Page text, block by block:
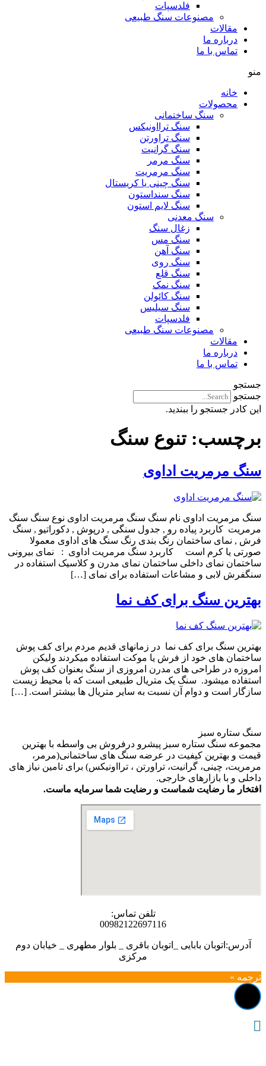
فلدسپات
مصنوعات سنگ طبیعی
مقالات
درباره ما
تماس با ما
منو
خانه
محصولات
سنگ ساختمانی
سنگ ترااونیکس
سنگ تراورتن
سنگ گرانیت
سنگ مرمر
سنگ مرمریت
سنگ چینی یا کریستال
سنگ سنداستون
سنگ لایم استون
سنگ معدنی
زغال سنگ
سنگ مس
سنگ آهن
سنگ روی
سنگ قلع
سنگ نمک
سنگ کائولن
سنگ سیلیس
فلدسپات
مصنوعات سنگ طبیعی
مقالات
درباره ما
تماس با ما
جستجو
جستجو
این کادر جستجو را ببندید.
برچسب:تنوع سنگ
سنگ مرمریت اداوی
سنگ مرمریت اداوی نام سنگ سنگ مرمریت اداوی نوع سنگ سنگ
مرمریت کاربرد پیاده رو , جدول سنگی , درپوش , دکوراتیو , سنگ
فرش , نمای ساختمان رنگ بندی رنگ سنگ های اداوی معمولا
صورتی یا کرم است کاربرد سنگ مرمریت اداوی : نمای بیرونی
ساختمان نمای داخلی ساختمان نمای مدرن و کلاسیک استفاده در
سنگفرش لابی و مشاعات استفاده برای نمای […]
بهترین سنگ برای کف نما
بهترین سنگ برای کف نما در زمانهای قدیم مردم برای کف پوش
ساختمان های خود از فرش یا موکت استفاده میکردند ولیکن
امروزه در طراحی های مدرن امروزی از سنگ بعنوان کف پوش
استفاده میشود. سنگ یک متریال طبیعی است که با محیط زیست
سازگار است و دوام آن نسبت به سایر متریال ها بیشتر است. […]
سنگ ستاره سبز
مجموعه سنگ ستاره سبز پیشرو درفروش بی واسطه با بهترین
قیمت و بهترین کیفیت در عرضه سنگ های ساختمانی(مرمر،
مرمریت، چینی، گرانیت، تراورتن ، ترااونیکس) برای تامین نیاز های
داخلی و با بازارهای خارجی.
افتخار ما رضایت شماست و رضایت شما سرمایه ماست.
تلفن تماس:
00982122697116
آدرس:اتوبان بابایی _اتوبان باقری _ بلوار مطهری _ خیابان دوم
مرکزی
ترجمه »